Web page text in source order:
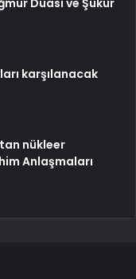
karşılanacak
nükleer
Anlaşmaları